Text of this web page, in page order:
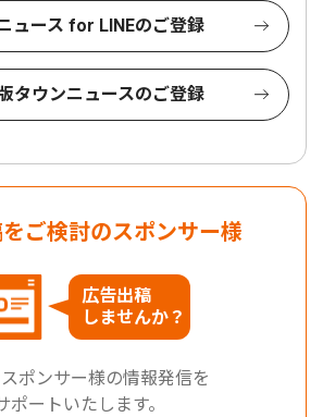
ュース for LINEのご登録
タウンニュースのご登録
ご検討のスポンサー様
広告出稿
しませんか？
ポンサー様の情報発信を
ポートいたします。